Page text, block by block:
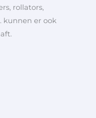
rollators,
kunnen er ook